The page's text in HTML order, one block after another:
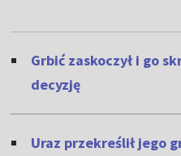
Grbić zaskoczył i go
decyzję
Uraz przekreślił jego